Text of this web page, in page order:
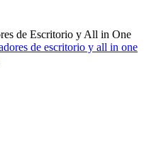
de Escritorio y All in One
de escritorio y all in one